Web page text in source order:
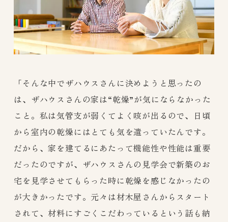
「そんな中でザハウスさんに決めようと思ったの
は、ザハウスさんの家は“乾燥”が気にならなかった
こと。私は気管支が弱くてよく咳が出るので、日頃
から室内の乾燥にはとても気を遣っていたんです。
だから、家を建てるにあたって機能性や性能は重要
だったのですが、ザハウスさんの見学会で新築のお
宅を見学させてもらった時に乾燥を感じなかったの
が大きかったです。元々は材木屋さんからスタート
されて、材料にすごくこだわっているという話も納